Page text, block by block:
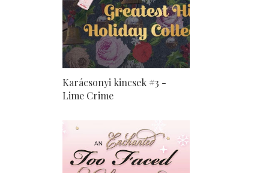
Karácsonyi kincsek #3 -
Lime Crime